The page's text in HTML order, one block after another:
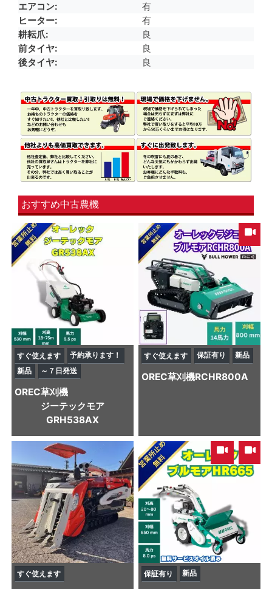
エアコン
有
ヒーター
有
耕耘爪
良
前タイヤ
良
後タイヤ
良
おすすめ中古農機
すぐ使えます
予約承ります！
新品
～７日発送
OREC草刈機
ジーテックモア
GRH538AX
すぐ使えます 保証有り 新品
OREC草刈機RCHR800A
すぐ使えます
,
保証有り 新品